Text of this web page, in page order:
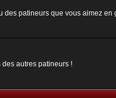
des patineurs que vous aimez
autres patineurs !